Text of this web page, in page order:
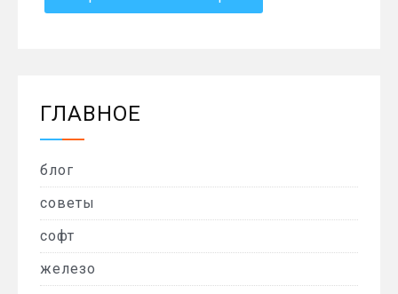
ГЛАВНОЕ
блог
советы
софт
железо